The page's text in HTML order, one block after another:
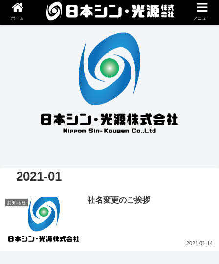
2021-01
お知らせ 社名変更のご挨拶
2021.01.14
ホーム メニュー